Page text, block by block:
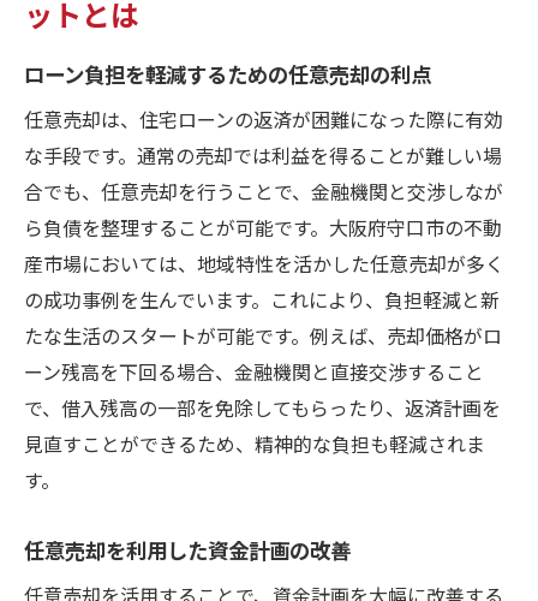
ットとは
ローン負担を軽減するための任意売却の利点
任意売却は、住宅ローンの返済が困難になった際に有効
な手段です。通常の売却では利益を得ることが難しい場
合でも、任意売却を行うことで、金融機関と交渉しなが
ら負債を整理することが可能です。大阪府守口市の不動
産市場においては、地域特性を活かした任意売却が多く
の成功事例を生んでいます。これにより、負担軽減と新
たな生活のスタートが可能です。例えば、売却価格がロ
ーン残高を下回る場合、金融機関と直接交渉すること
で、借入残高の一部を免除してもらったり、返済計画を
見直すことができるため、精神的な負担も軽減されま
す。
任意売却を利用した資金計画の改善
任意売却を活用することで、資金計画を大幅に改善する